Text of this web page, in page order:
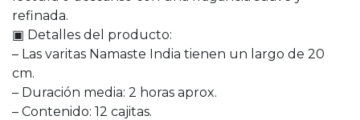
refinada.
▣ Detalles del producto:
– Las varitas Namaste India tienen un largo de 20
cm.
– Duración media: 2 horas aprox.
– Contenido: 12 cajitas.